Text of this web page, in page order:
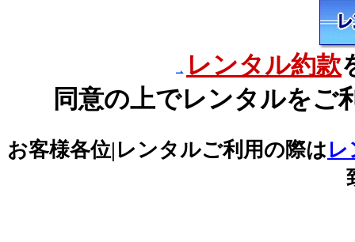
レンタル約款
同意の上でレンタルをご
お客様各位|レンタルご利用の際は